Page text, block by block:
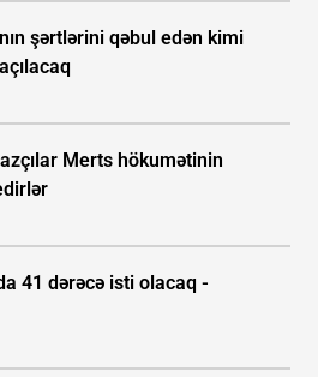
şərtlərini qəbul edən kimi
Merts hökumətinin
41 dərəcə isti olacaq -